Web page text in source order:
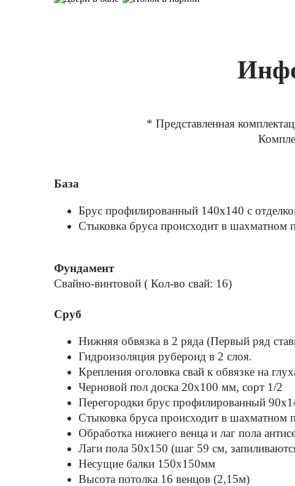
* Представленная
База
Брус профилированный 140x140 с
Стыковка бруса происходит в шахматном
Фундамент
Свайно-винтовой ( Кол-во свай: 16)
Сруб
Нижняя обвязка в 2 ряда (Первый ряд
Гидроизоляция рубероид в 2 слоя.
Крепления оголовка свай к обвязке на
Черновой пол доска 20х100 мм, сорт 1/2
Перегородки брус профилированный
Стыковка бруса происходит в шахматном
Обработка нижнего венца и лаг пола
Лаги пола 50х150 (шаг 59 см,
Несущие балки 150x150мм
Высота потолка 16 венцов (2,15м)